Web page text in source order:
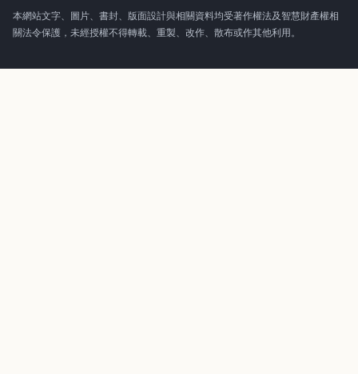
本網站文字、圖片、書封、版面設計與相關資料均受著作權法及智慧財產權相
關法令保護，未經授權不得轉載、重製、改作、散布或作其他利用。